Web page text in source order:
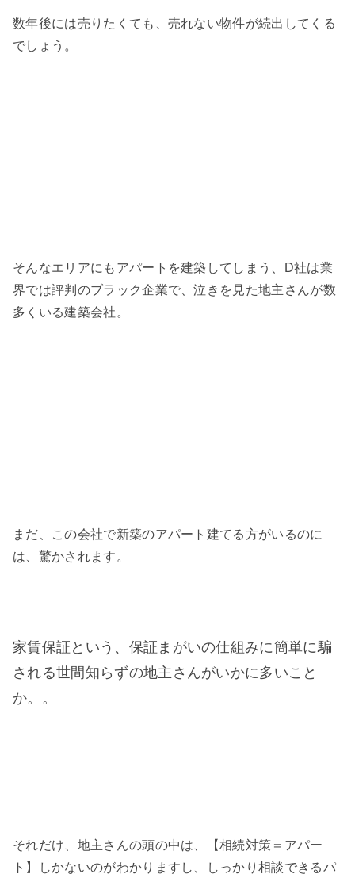
数年後には売りたくても、売れない物件が続出してくる
でしょう。
そんなエリアにもアパートを建築してしまう、D社は業
界では評判のブラック企業で、泣きを見た地主さんが数
多くいる建築会社。
まだ、この会社で新築のアパート建てる方がいるのに
は、驚かされます。
家賃保証という、保証まがいの仕組みに簡単に騙
される世間知らずの地主さんがいかに多いこと
か。。
それだけ、地主さんの頭の中は、【相続対策＝アパー
ト】しかないのがわかりますし、しっかり相談できるパ